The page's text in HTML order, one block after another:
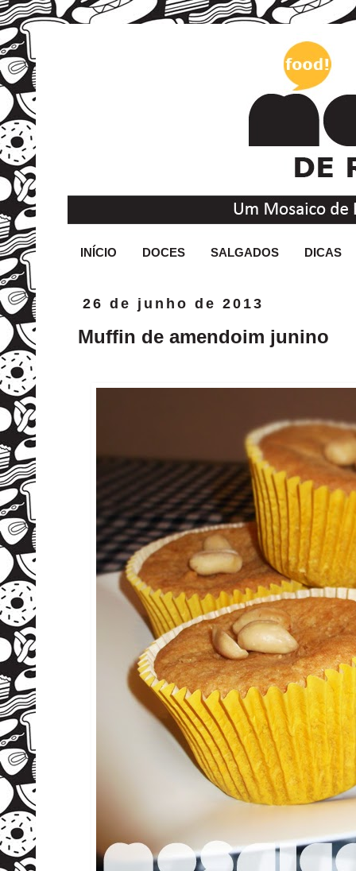
INÍCIO DOCES SALGADOS DICAS
26 de junho de 2013
Muffin de amendoim junino